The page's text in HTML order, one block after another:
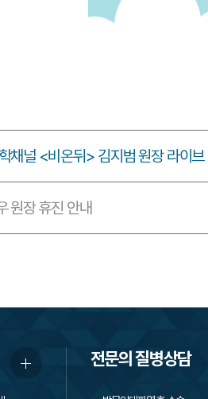
채널 <비온뒤> 김지범 원장 라이
원장 휴진 안내
전문의 질병상담